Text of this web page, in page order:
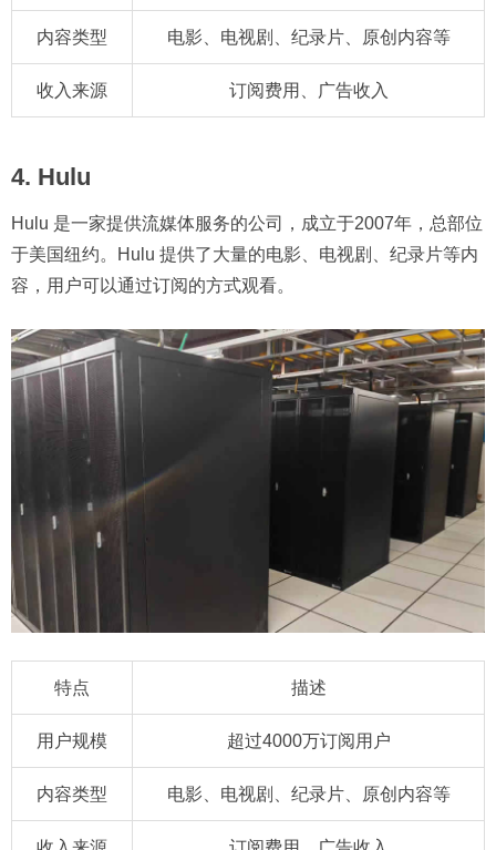
内容类型 电影、电视剧、纪录片、原创内容等
收入来源 订阅费用、广告收入
4. Hulu
Hulu 是一家提供流媒体服务的公司，成立于2007年，总部位
于美国纽约。Hulu 提供了大量的电影、电视剧、纪录片等内
容，用户可以通过订阅的方式观看。
特点 描述
用户规模 超过4000万订阅用户
内容类型 电影、电视剧、纪录片、原创内容等